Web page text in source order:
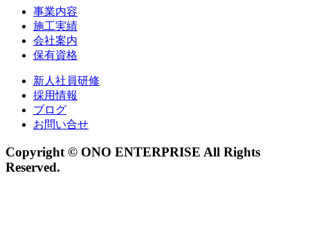
事業内容
施工実績
会社案内
保有資格
新人社員研修
採用情報
ブログ
お問い合せ
Copyright © ONO ENTERPRISE All Rights
Reserved.